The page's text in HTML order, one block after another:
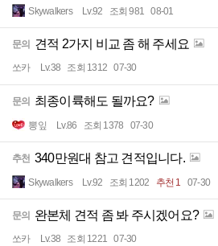
Skywalkers Lv.92 조회 981 08-01
문의 견적 2가지 비교 좀 해 주세요
쏘카 Lv.38 조회 1312 07-30
문의 최종이륙해도 될까요?
뽕잎 Lv.86 조회 1378 07-30
추천 340만원대 참고 견적입니다.
Skywalkers Lv.92 조회 1202 추천 1 07-30
문의 완본체 견적 좀 봐 주시겠어요?
쏘카 Lv.38 조회 1221 07-30